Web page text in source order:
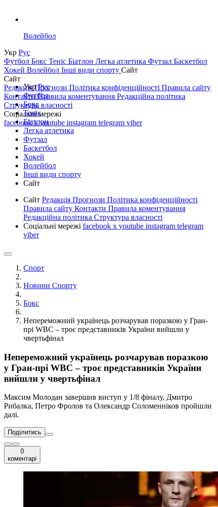
Волейбол
Укр Рус
Футбол Бокс Теніс Біатлон Легка атлетика Футзал Баскетбол
Хокей Волейбол Інші види спорту Сайт
Сайт
РедакціяПрогнози Політика конфіденційності Правила сайту
КонтактиПравила коментування Редакційна політика
Структура власності
Соціальні мережі
facebookxyoutube instagram telegram viber
УкрРус
Футбол
Бокс
Теніс
Біатлон
Легка атлетика
Футзал
Баскетбол
Хокей
Волейбол
Інші види спорту
Сайт
Сайт Редакція Прогнози Політика конфіденційності
Правила сайту Контакти Правила коментування
Редакційна політика Структура власності
Соціальні мережі facebook x youtube instagram telegram
viber
Спорт
Новини Спорту
Бокс
Непереможний українець розчарував поразкою у Гран-
прі WBC – троє представників України вийшли у
чвертьфінал
Непереможний українець розчарував поразкою
у Гран-прі WBC – троє представників України
вийшли у чвертьфінал
Максим Молодан завершив виступ у 1/8 фіналу, Дмитро
Рибалка, Петро Фролов та Олександр Соломенніков пройшли
далі.
Поділитись
0
коментарі